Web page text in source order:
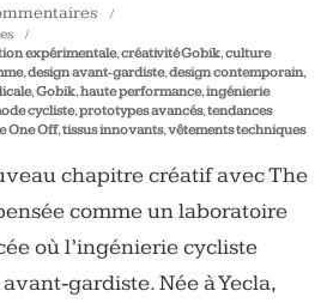
expérimentale,créativité Gobik,culture
,design avant‑gardiste,design contemporain,
,Gobik,haute performance,ingénierie
cycliste,prototypes avancés,tendances
One Off,tissus innovants,vêtements techniques
chapitre créatif avec The
comme un laboratoire
où l’ingénierie cycliste
Née à Yecla,